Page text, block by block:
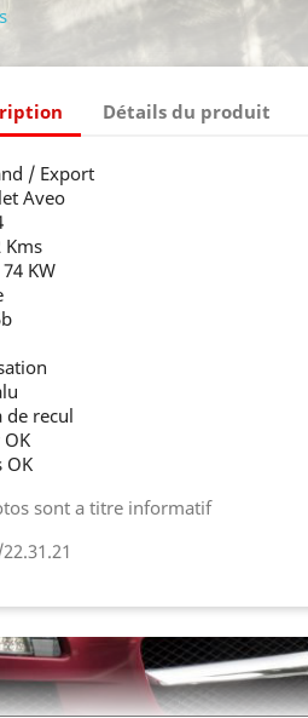
Détails du produit
/ Export
Aveo
Kms
KW
de recul
OK
sont a titre informatif